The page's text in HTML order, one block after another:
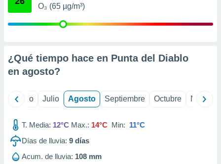
mediante
publicidad
publicidad
1199
O₃ (65 µg/m³)
¿Qué tiempo hace en Punta del Diablo
en agosto?
Junio Julio Agosto Septiembre Octubre
T. Media: 12°C Max.: 14°C Min: 11°C
Días de lluvia: 9 días
Acum. de lluvia: 108 mm